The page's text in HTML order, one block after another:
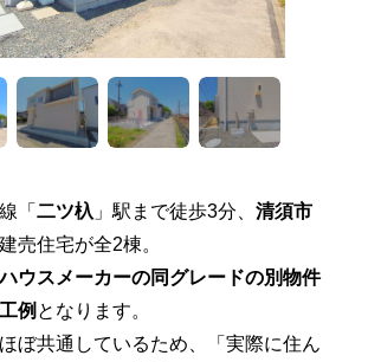
「 二ツ杁 」駅まで徒歩3分、 清須市
売住宅が全2棟。
ウスメーカーの同グレードの別物件
例 となります。
ぼ共通しているため、「実際に住ん